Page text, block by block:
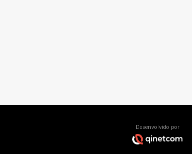
Desenvolvido por